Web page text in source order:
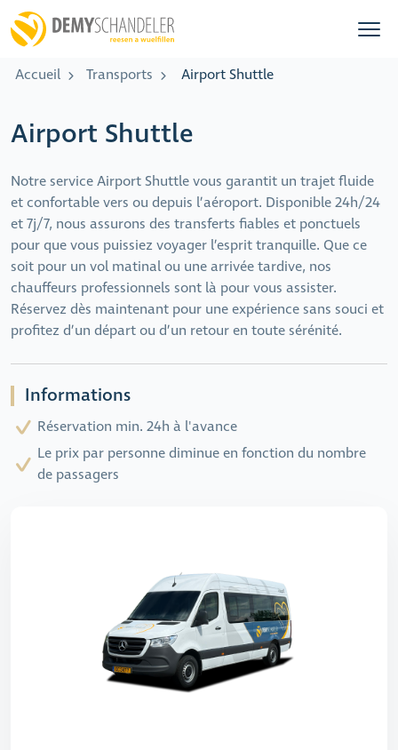
Accueil Transports Airport Shuttle
Airport Shuttle
Notre service Airport Shuttle vous garantit un trajet fluide
et confortable vers ou depuis l’aéroport. Disponible 24h/24
et 7j/7, nous assurons des transferts fiables et ponctuels
pour que vous puissiez voyager l’esprit tranquille. Que ce
soit pour un vol matinal ou une arrivée tardive, nos
chauffeurs professionnels sont là pour vous assister.
Réservez dès maintenant pour une expérience sans souci et
profitez d’un départ ou d’un retour en toute sérénité.
Informations
Réservation min. 24h à l'avance
Le prix par personne diminue en fonction du nombre
de passagers